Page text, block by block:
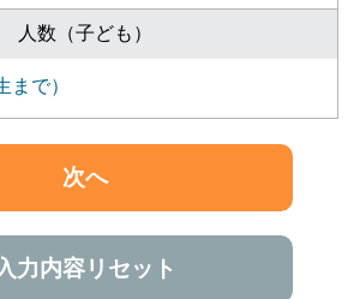
人数（子ども）
まで）
次へ
力内容リセット